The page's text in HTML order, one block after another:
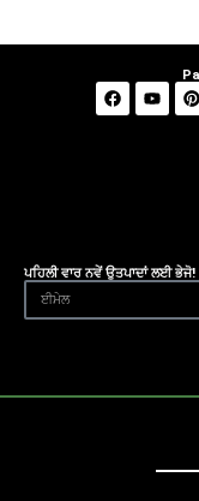
ਪਹਿਲੀ ਵਾਰ ਨਵੇਂ ਉਤਪਾਦਾਂ ਲਈ ਭੇਜੋ!